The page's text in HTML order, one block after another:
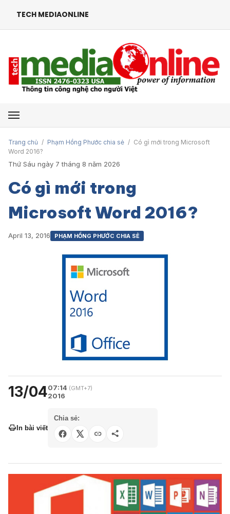
TECH MEDIAONLINE
Mở menu
Trang chủ / Phạm Hồng Phước chia sẻ / Có gì mới trong Microsoft
Word 2016?
Thứ Sáu ngày 7 tháng 8 năm 2026
Có gì mới trong
Microsoft Word 2016?
April 13, 2016 PHẠM HỒNG PHƯỚC CHIA SẺ
13/0407:14 (GMT+7)
2016
In bài viết
Chia sẻ: